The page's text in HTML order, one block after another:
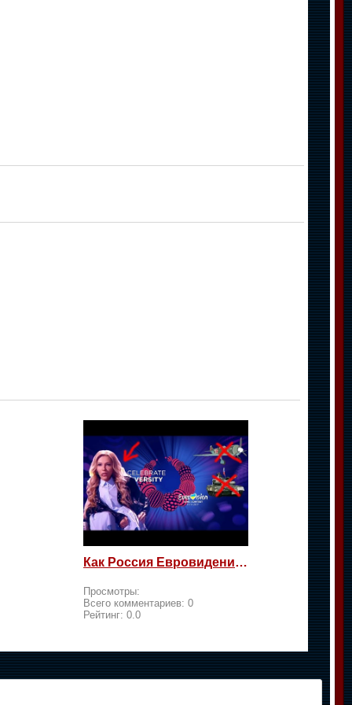
Как Россия Евровидение на жалость берет
Просмотры:
Всего комментариев: 0
Рейтинг: 0.0